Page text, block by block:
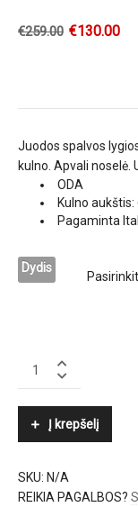
€259.00 €130.00
Juodos spalvos
kulno. Apvali noselė.
ODA
Kulno aukštis:
Pagaminta
Dydis
JEANNOT
quantity
Į krepšelį
SKU: N/A
REIKIA PAGALBOS?